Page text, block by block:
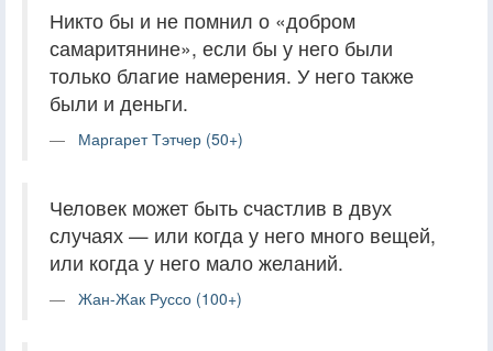
Никто бы и не помнил о «добром
самаритянине», если бы у него были
только благие намерения. У него также
были и деньги.
Маргарет Тэтчер (50+)
Человек может быть счастлив в двух
случаях — или когда у него много вещей,
или когда у него мало желаний.
Жан-Жак Руссо (100+)